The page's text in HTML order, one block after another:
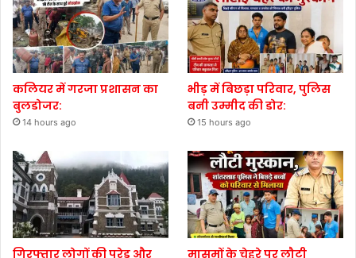
कलियर में गरजा प्रशासन का
बुलडोजर:
14 hours ago
भीड़ में बिछड़ा परिवार, पुलिस
बनी उम्मीद की डोर:
15 hours ago
गिरफ्तार लोगों की परेड और
मासूमों के चेहरे पर लौटी